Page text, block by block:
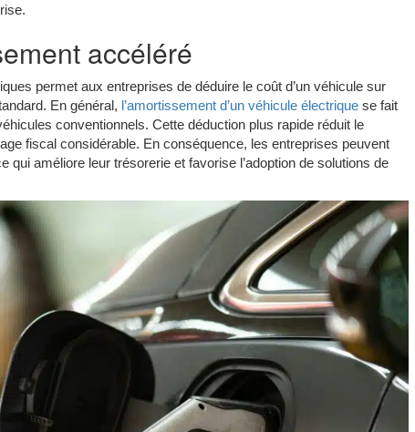
accéléré
permet aux entreprises de déduire le coût d’un véhicule sur
En général, l’amortissement d’un véhicule électrique se fait
conventionnels. Cette déduction plus rapide réduit le
fiscal considérable. En conséquence, les entreprises peuvent
qui améliore leur trésorerie et favorise l’adoption de solutions de